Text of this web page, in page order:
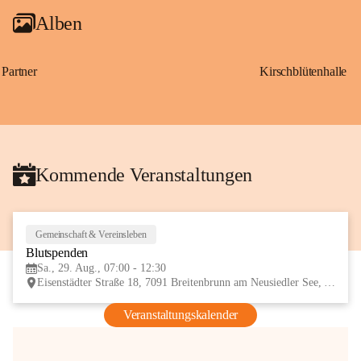
Alben
Partner Kirschblütenhalle
Kommende Veranstaltungen
Gemeinschaft & Vereinsleben
Blutspenden
Sa., 29. Aug., 07:00 - 12:30
Eisenstädter Straße 18, 7091 Breitenbrunn am Neusiedler See, AUT
Veranstaltungskalender